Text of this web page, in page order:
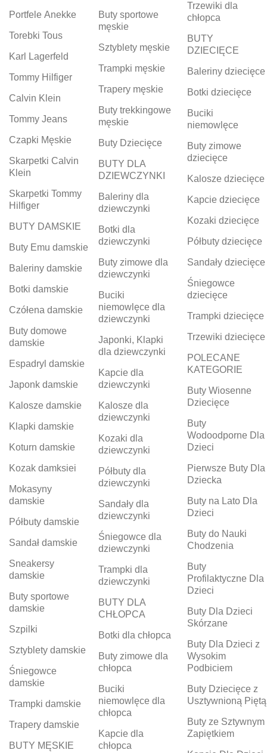
Portfele Anekke
Torebki Tous
Karl Lagerfeld
Tommy Hilfiger
Calvin Klein
Tommy Jeans
Czapki Męskie
Skarpetki Calvin
Klein
Skarpetki Tommy
Hilfiger
BUTY DAMSKIE
Buty Emu damskie
Baleriny damskie
Botki damskie
Czółena damskie
Buty domowe
damskie
Espadryl damskie
Japonk damskie
Kalosze damskie
Klapki damskie
Koturn damskie
Kozak damksiei
Mokasyny
damskie
Półbuty damskie
Sandał damskie
Sneakersy
damskie
Buty sportowe
damskie
Szpilki
Sztyblety damskie
Śniegowce
damskie
Trampki damskie
Trapery damskie
BUTY MĘSKIE
Buty sportowe
męskie
Sztyblety męskie
Trampki męskie
Trapery męskie
Buty trekkingowe
męskie
Buty Dziecięce
BUTY DLA
DZIEWCZYNKI
Baleriny dla
dziewczynki
Botki dla
dziewczynki
Buty zimowe dla
dziewczynki
Buciki
niemowlęce dla
dziewczynki
Japonki, Klapki
dla dziewczynki
Kapcie dla
dziewczynki
Kalosze dla
dziewczynki
Kozaki dla
dziewczynki
Półbuty dla
dziewczynki
Sandały dla
dziewczynki
Śniegowce dla
dziewczynki
Trampki dla
dziewczynki
BUTY DLA
CHŁOPCA
Botki dla chłopca
Buty zimowe dla
chłopca
Buciki
niemowlęce dla
chłopca
Kapcie dla
chłopca
Trzewiki dla
chłopca
BUTY
DZIECIĘCE
Baleriny dziecięce
Botki dziecięce
Buciki
niemowlęce
Buty zimowe
dziecięce
Kalosze dziecięce
Kapcie dziecięce
Kozaki dziecięce
Półbuty dziecięce
Sandały dziecięce
Śniegowce
dziecięce
Trampki dziecięce
Trzewiki dziecięce
POLECANE
KATEGORIE
Buty Wiosenne
Dziecięce
Buty
Wodoodporne Dla
Dzieci
Pierwsze Buty Dla
Dziecka
Buty na Lato Dla
Dzieci
Buty do Nauki
Chodzenia
Buty
Profilaktyczne Dla
Dzieci
Buty Dla Dzieci
Skórzane
Buty Dla Dzieci z
Wysokim
Podbiciem
Buty Dziecięce z
Usztywnioną Piętą
Buty ze Sztywnym
Zapiętkiem